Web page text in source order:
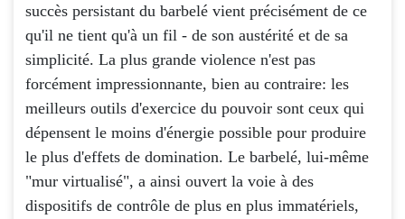
succès persistant du barbelé vient précisément de ce
qu'il ne tient qu'à un fil - de son austérité et de sa
simplicité. La plus grande violence n'est pas
forcément impressionnante, bien au contraire: les
meilleurs outils d'exercice du pouvoir sont ceux qui
dépensent le moins d'énergie possible pour produire
le plus d'effets de domination. Le barbelé, lui-même
"mur virtualisé", a ainsi ouvert la voie à des
dispositifs de contrôle de plus en plus immatériels,